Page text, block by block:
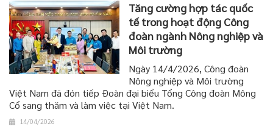
Tăng cường hợp tác quốc
tế trong hoạt động Công
đoàn ngành Nông nghiệp và
Môi trường
Ngày 14/4/2026, Công đoàn
Nông nghiệp và Môi trường
Việt Nam đã đón tiếp Đoàn đại biểu Tổng Công đoàn Mông
Cổ sang thăm và làm việc tại Việt Nam.
14/04/2026